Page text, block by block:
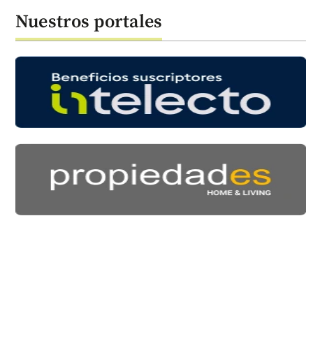
Nuestros portales